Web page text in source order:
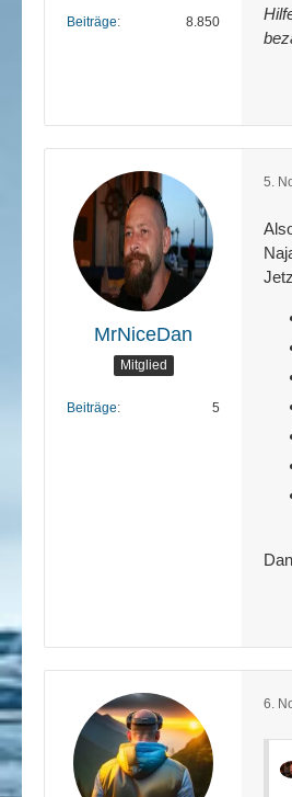
Beiträge 8.850
MrNiceDan
Mitglied
Beiträge 5
5.
6.